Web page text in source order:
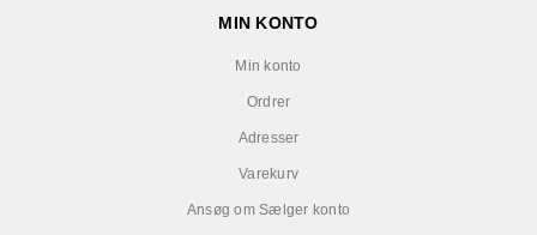
MIN KONTO
Min konto
Ordrer
Adresser
Varekurv
Ansøg om Sælger konto